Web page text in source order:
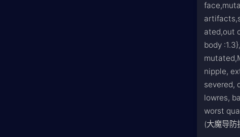
ated,out
body
nipple,
severed,
lowres,
worst
(大魔导防